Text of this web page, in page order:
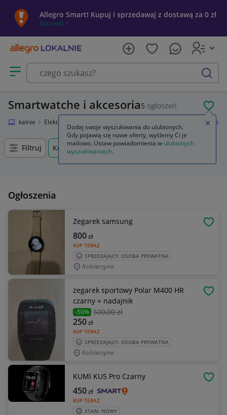
Allegro Smart! Kupuj i sprzedawaj z dostawą za 0 zł
Sprawdź »
Otwórz menu z kategoriami
szukaj
Smartwatche i akcesoria5 ogłoszeń
Lokalnie Elektronika Smartwatche i akcesoria
Filtruj Kościerzyna, Pomorskie, +0 km
Ogłoszenia
Zegarek samsung
KUP TERAZ
800zł
SPRZEDAJĄCY: OSOBA PRYWATNA
Kościerzyna
zegarek sportowy Polar M400 HR
czarny + nadajnik
-50% 500,00 zł
KUP TERAZ
250zł
SPRZEDAJĄCY: OSOBA PRYWATNA
Kościerzyna
KUMI KU5 Pro Czarny
KUP TERAZ
450zł
STAN: NOWY
Dodaj swoje wyszukiwania do ulubionych.
Gdy pojawią się nowe oferty, wyślemy Ci je
mailowo. Ustaw powiadomienia w ulubionych
wyszukiwaniach.